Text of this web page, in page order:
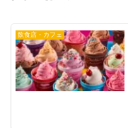
飲食店・カフェ